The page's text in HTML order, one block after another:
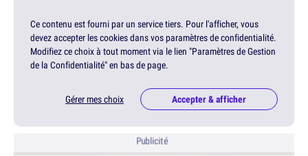
Ce contenu est fourni par un service tiers. Pour l'afficher, vous
devez accepter les cookies dans vos paramètres de confidentialité.
Modifiez ce choix à tout moment via le lien "Paramètres de Gestion
de la Confidentialité" en bas de page.
Gérer mes choix Accepter & afficher
Publicité